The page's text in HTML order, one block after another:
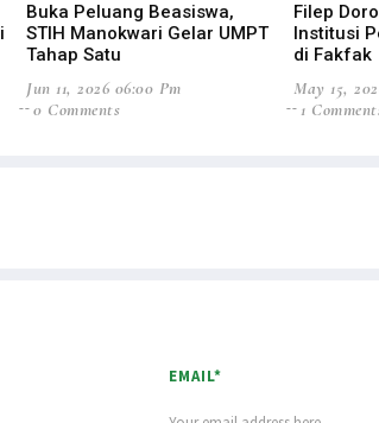
Buka Peluang Beasiswa,
STIH Manokwari Gelar UMPT
Tahap Satu
Jun 11, 2026 06:00 Pm
0 Comments
Filep
Institusi
di Fakfak
May 15,
1
EMAIL*